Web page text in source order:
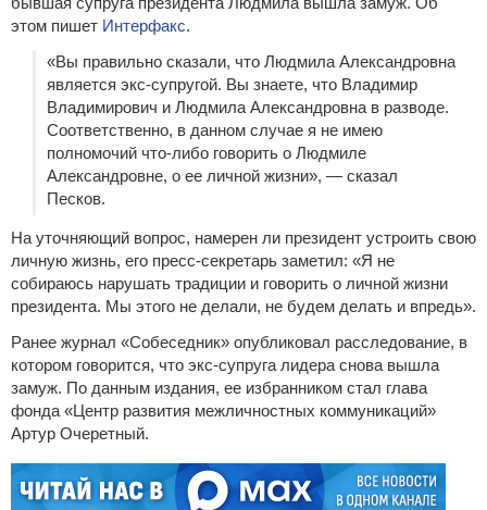
этом пишет Интерфакс.
«Вы правильно сказали, что Людмила Александровна
является экс-супругой. Вы знаете, что Владимир
Владимирович и Людмила Александровна в разводе.
Соответственно, в данном случае я не имею
полномочий что-либо говорить о Людмиле
Александровне, о ее личной жизни», — сказал
Песков.
На уточняющий вопрос, намерен ли президент устроить свою
личную жизнь, его пресс-секретарь заметил: «Я не
собираюсь нарушать традиции и говорить о личной жизни
президента. Мы этого не делали, не будем делать и впредь».
Ранее журнал «Собеседник» опубликовал расследование, в
котором говорится, что экс-супруга лидера снова вышла
замуж. По данным издания, ее избранником стал глава
фонда «Центр развития межличностных коммуникаций»
Артур Очеретный.